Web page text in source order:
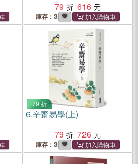
79
616
庫存：3
79 折
6.辛齋易學(上)
79
726
庫存：3